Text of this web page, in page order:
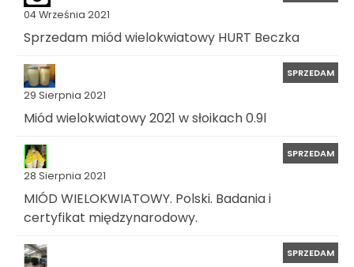
04 Września 2021
Sprzedam miód wielokwiatowy HURT Beczka
29 Sierpnia 2021
SPRZEDAM
Miód wielokwiatowy 2021 w słoikach 0.9l
28 Sierpnia 2021
SPRZEDAM
MIÓD WIELOKWIATOWY. Polski. Badania i
certyfikat międzynarodowy.
SPRZEDAM